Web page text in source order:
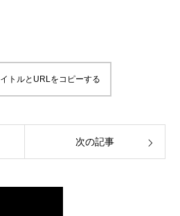
トルとURLをコピーする
次の記事